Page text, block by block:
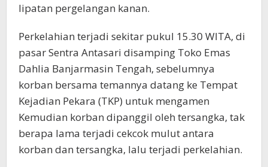
lipatan pergelangan kanan.
Perkelahian terjadi sekitar pukul 15.30 WITA, di
pasar Sentra Antasari disamping Toko Emas
Dahlia Banjarmasin Tengah, sebelumnya
korban bersama temannya datang ke Tempat
Kejadian Pekara (TKP) untuk mengamen
Kemudian korban dipanggil oleh tersangka, tak
berapa lama terjadi cekcok mulut antara
korban dan tersangka, lalu terjadi perkelahian.